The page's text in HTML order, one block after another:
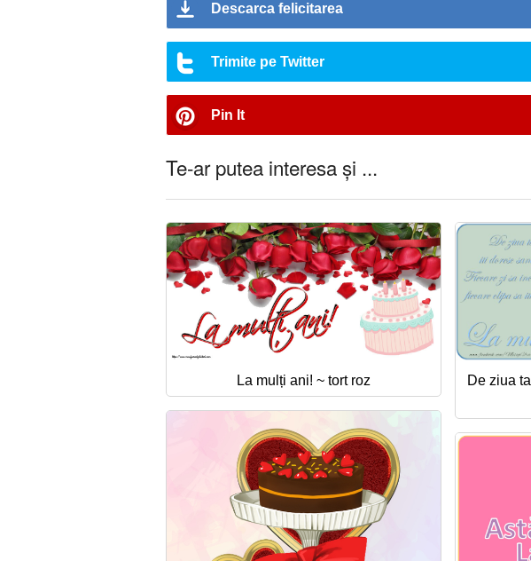
Descarca felicitarea
Trimite pe Twitter
Pin It
Te-ar putea interesa și ...
La mulți ani! ~ tort roz
De ziua